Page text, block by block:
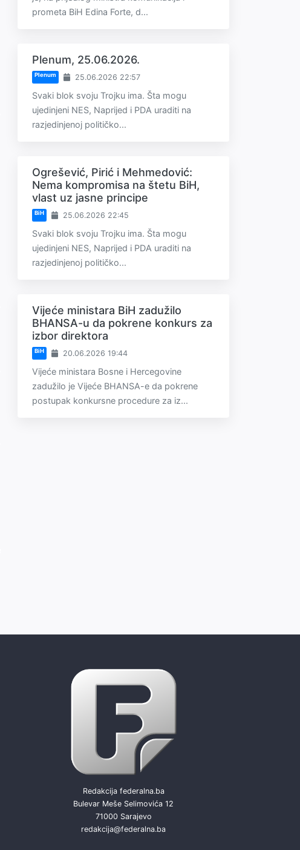
prometa BiH Edina Forte, d...
Plenum, 25.06.2026.
Plenum 25.06.2026 22:57
Svaki blok svoju Trojku ima. Šta mogu
ujedinjeni NES, Naprijed i PDA uraditi na
razjedinjenoj političko...
Ogrešević, Pirić i Mehmedović:
Nema kompromisa na štetu BiH,
vlast uz jasne principe
BiH 25.06.2026 22:45
Svaki blok svoju Trojku ima. Šta mogu
ujedinjeni NES, Naprijed i PDA uraditi na
razjedinjenoj političko...
Vijeće ministara BiH zadužilo
BHANSA-u da pokrene konkurs za
izbor direktora
BiH 20.06.2026 19:44
Vijeće ministara Bosne i Hercegovine
zadužilo je Vijeće BHANSA-e da pokrene
postupak konkursne procedure za iz...
Redakcija federalna.ba
Bulevar Meše Selimovića 12
71000 Sarajevo
redakcija@federalna.ba